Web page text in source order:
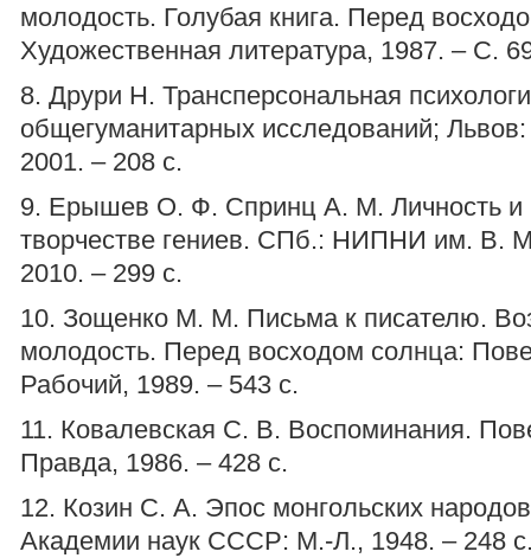
молодость. Голубая книга. Перед
Художественная литература, 1987. – С.
8. Друри Н. Трансперсональная
общегуманитарных исследований;
2001. – 208 с.
9. Ерышев О. Ф. Спринц А. М. Личность и
творчестве гениев. СПб.: НИПНИ им. В.
2010. – 299 с.
10. Зощенко М. М. Письма к писателю.
молодость. Перед восходом солнца:
Рабочий, 1989. – 543 с.
11. Ковалевская С. В. Воспоминания.
Правда, 1986. – 428 с.
12. Козин С. А. Эпос монгольских
Академии наук СССР: М.-Л., 1948. – 248